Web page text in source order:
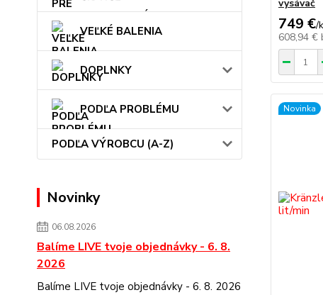
VEĽKÉ BALENIA
DOPLNKY
PODĽA PROBLÉMU
PODĽA VÝROBCU (A-Z)
Novinky
06.08.2026
Balíme LIVE tvoje objednávky - 6. 8.
2026
Balíme LIVE tvoje objednávky - 6. 8. 2026
vysávač
749 €/
608,94 €
Novinka